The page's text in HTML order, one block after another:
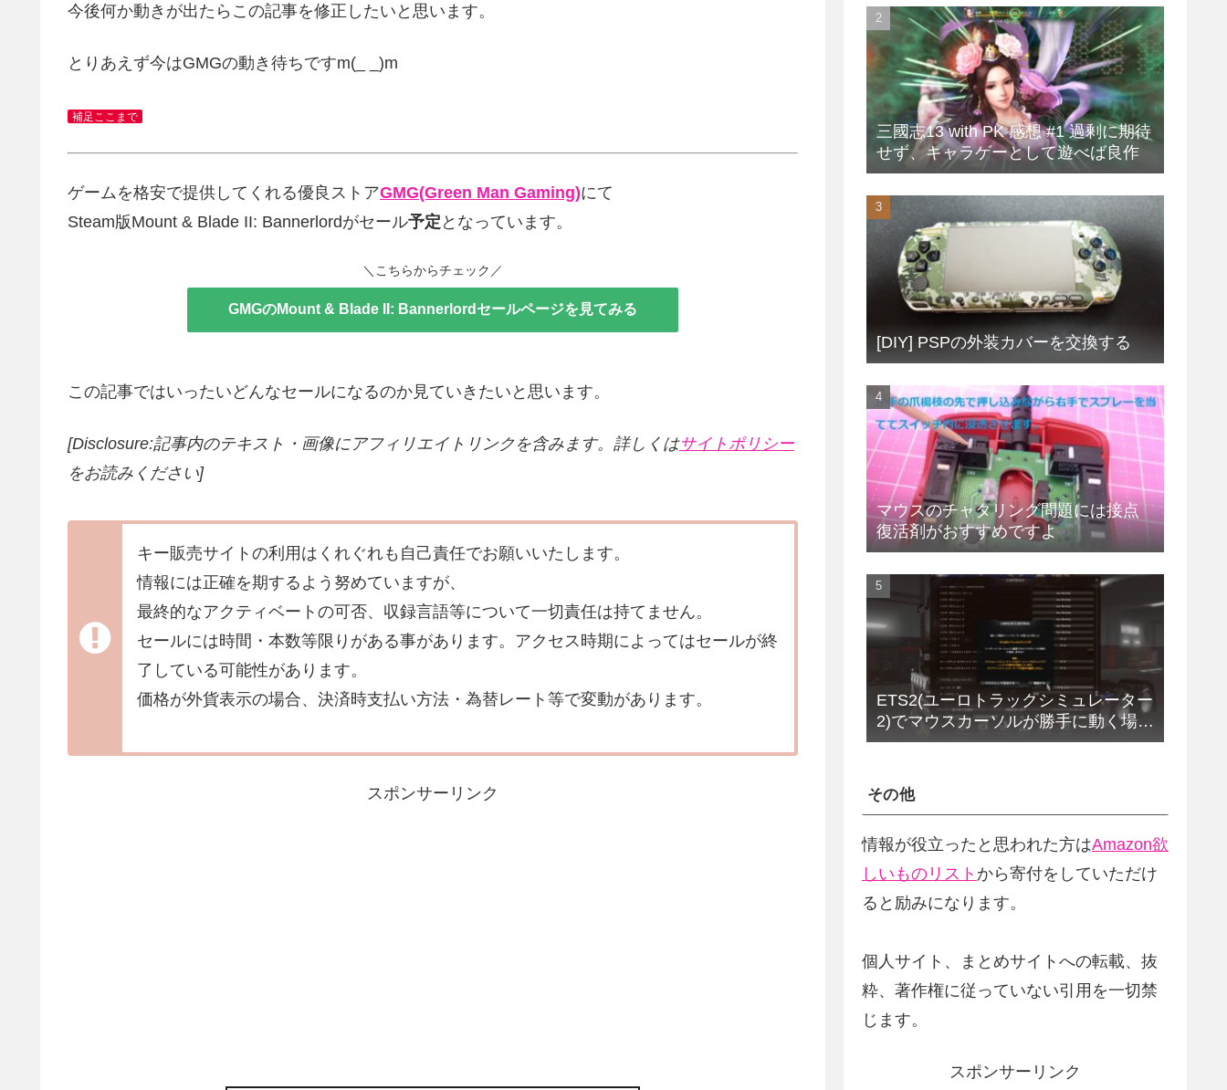
今後何か動きが出たらこの記事を修正したいと思います。
とりあえず今はGMGの動き待ちですm(_ _)m
補足ここまで
ゲームを格安で提供してくれる優良ストアGMG(Green Man Gaming)にて
Steam版Mount & Blade II: Bannerlordがセール予定 となっています。
＼こちらからチェック／
GMGのMount & Blade II: Bannerlordセールページを見てみる
この記事ではいったいどんなセールになるのか見ていきたいと思います。
[Disclosure:記事内のテキスト・画像にアフィリエイトリンクを含みます。詳しくはサイトポリシー
をお読みください]
キー販売サイトの利用はくれぐれも自己責任でお願いいたします。
情報には正確を期するよう努めていますが、
最終的なアクティベートの可否、収録言語等について一切責任は持てません。
セールには時間・本数等限りがある事があります。アクセス時期によってはセールが終
了している可能性があります。
価格が外貨表示の場合、決済時支払い方法・為替レート等で変動があります。
スポンサーリンク
三國志13 with PK 感想 #1 過剰に期待
せず、キャラゲーとして遊べば良作
[DIY] PSPの外装カバーを交換する
マウスのチャタリング問題には接点
復活剤がおすすめですよ
ETS2(ユーロトラックシミュレーター
2)でマウスカーソルが勝手に動く場合
の解決法(改定版)
その他
情報が役立ったと思われた方はAmazon欲
しいものリスト から寄付をしていただけ
ると励みになります。
個人サイト、まとめサイトへの転載、抜
粋、著作権に従っていない引用を一切禁
じます。
スポンサーリンク